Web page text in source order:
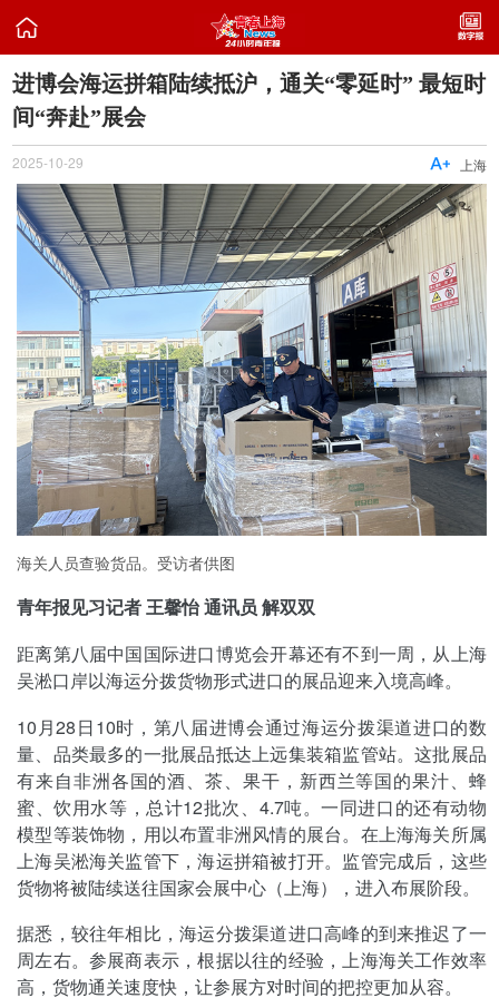

进博会海运拼箱陆续抵沪，通关“零延时” 最短时
间“奔赴”展会
2025-10-29 上海

海关人员查验货品。受访者供图
青年报见习记者 王馨怡 通讯员 解双双
距离第八届中国国际进口博览会开幕还有不到一周，从上海
吴淞口岸以海运分拨货物形式进口的展品迎来入境高峰。
10月28日10时，第八届进博会通过海运分拨渠道进口的数
量、品类最多的一批展品抵达上远集装箱监管站。这批展品
有来自非洲各国的酒、茶、果干，新西兰等国的果汁、蜂
蜜、饮用水等，总计12批次、4.7吨。一同进口的还有动物
模型等装饰物，用以布置非洲风情的展台。在上海海关所属
上海吴淞海关监管下，海运拼箱被打开。监管完成后，这些
货物将被陆续送往国家会展中心（上海），进入布展阶段。
据悉，较往年相比，海运分拨渠道进口高峰的到来推迟了一
周左右。参展商表示，根据以往的经验，上海海关工作效率
高，货物通关速度快，让参展方对时间的把控更加从容。